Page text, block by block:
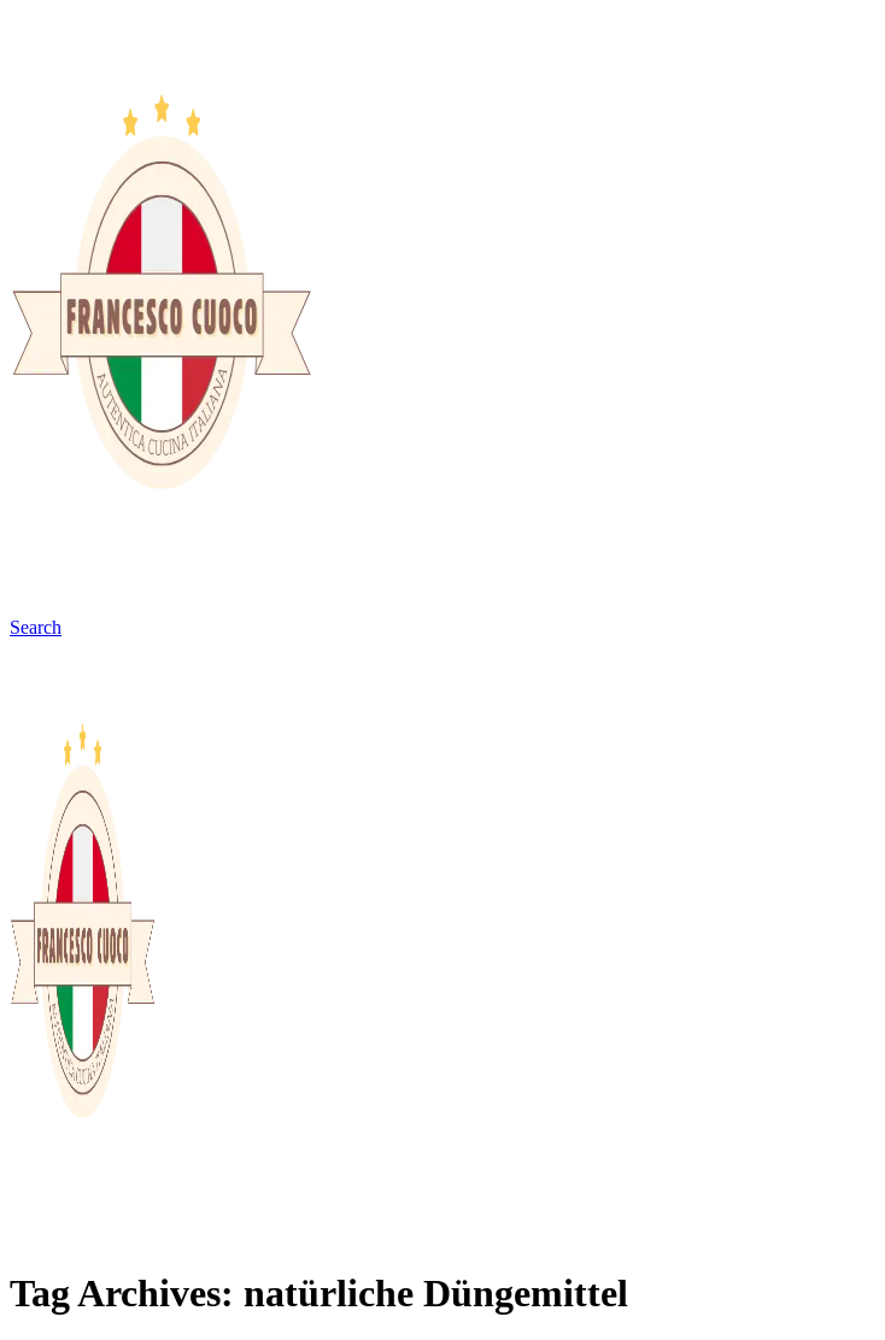
Search
Tag Archives: natürliche Düngemittel